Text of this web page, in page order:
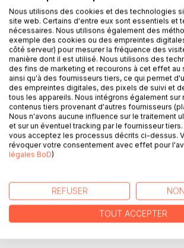
Catherine Dutailly vous invite à un voyage
coeur de Noël, entre réalité et imaginaire.
traditions, évasion et humour, autant de
de toiles et dessins de l'auteur, qui, en
amis, vous feront passer d'agréables
lecture!
AUTEUR(S)
CRITIQUES PRESSE
Nous utilisons des cookies et des technologies
site web. Certains d'entre eux sont essentiels et
nécessaires. Nous utilisons également des
exemple des cookies ou des empreintes
côté serveur) pour mesurer la fréquence des
manière dont il est utilisé. Nous utilisons des
des fins de marketing et recourons à cet effet au
ainsi qu'à des fournisseurs tiers, ce qui permet
des empreintes digitales, des pixels de suivi et
tous les appareils. Nous intégrons également sur
contenus tiers provenant d'autres fournisseurs
Nous n'avons aucune influence sur le traitement
et sur un éventuel tracking par le fournisseur
vous acceptez les processus décrits ci-dessus.
révoquer votre consentement avec effet pour
légales BoD)
REFUSER
TOUT ACCEPTER